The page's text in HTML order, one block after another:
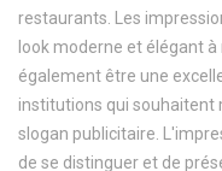
restaurants. Les
look moderne et élégant
également être une
institutions qui souhaitent
slogan publicitaire.
de se distinguer et de